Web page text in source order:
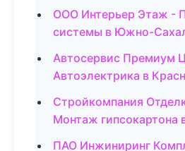
ООО Интерьер Этаж -
системы в Южно-
Автосервис Премиум
Автоэлектрика в
Стройкомпания
Монтаж гипсокартона
ПАО Инжиниринг